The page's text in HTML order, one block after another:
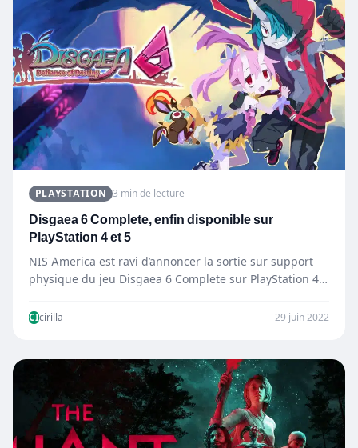
PLAYSTATION 3 min de lecture
Disgaea 6 Complete, enfin disponible sur
PlayStation 4 et 5
NIS America est ravi d’annoncer la sortie sur support
physique du jeu Disgaea 6 Complete sur PlayStation 4…
CIcirilla 29 juin 2022